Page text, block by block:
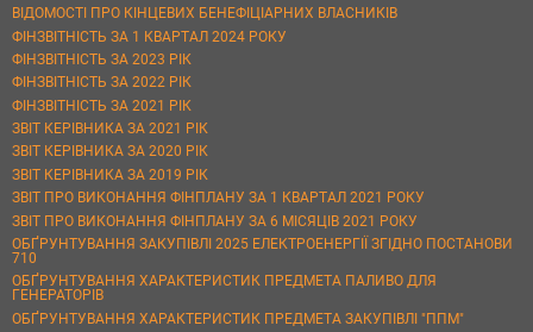
ВІДОМОСТІ ПРО КІНЦЕВИХ БЕНЕФІЦІАРНИХ ВЛАСНИКІВ
ФІНЗВІТНІСТЬ ЗА 1 КВАРТАЛ 2024 РОКУ
ФІНЗВІТНІСТЬ ЗА 2023 РІК
ФІНЗВІТНІСТЬ ЗА 2022 РІК
ФІНЗВІТНІСТЬ ЗА 2021 РІК
ЗВІТ КЕРІВНИКА ЗА 2021 РІК
ЗВІТ КЕРІВНИКА ЗА 2020 РІК
ЗВІТ КЕРІВНИКА ЗА 2019 РІК
ЗВІТ ПРО ВИКОНАННЯ ФІНПЛАНУ ЗА 1 КВАРТАЛ 2021 РОКУ
ЗВІТ ПРО ВИКОНАННЯ ФІНПЛАНУ ЗА 6 МІСЯЦІВ 2021 РОКУ
ОБҐРУНТУВАННЯ ЗАКУПІВЛІ 2025 ЕЛЕКТРОЕНЕРГІЇ ЗГІДНО ПОСТАНОВИ
710
ОБҐРУНТУВАННЯ ХАРАКТЕРИСТИК ПРЕДМЕТА ПАЛИВО ДЛЯ
ГЕНЕРАТОРІВ
ОБҐРУНТУВАННЯ ХАРАКТЕРИСТИК ПРЕДМЕТА ЗАКУПІВЛІ "ППМ"